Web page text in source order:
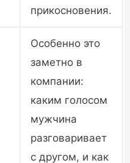
прикосновения.
Особенно это
заметно в
компании:
каким голосом
мужчина
разговаривает
с другом, и как